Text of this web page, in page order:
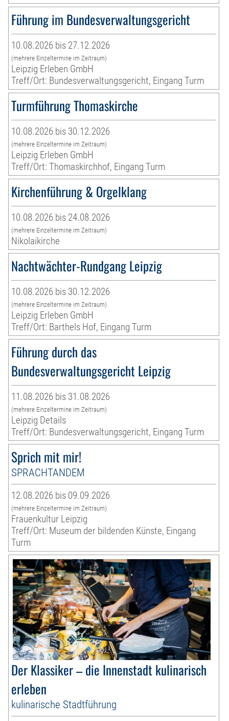
Führung im Bundesverwaltungsgericht
10.08.2026 bis 27.12.2026
(mehrere Einzeltermine im Zeitraum)
Leipzig Erleben GmbH
Treff/Ort: Bundesverwaltungsgericht, Eingang Turm
Turmführung Thomaskirche
10.08.2026 bis 30.12.2026
(mehrere Einzeltermine im Zeitraum)
Leipzig Erleben GmbH
Treff/Ort: Thomaskirchhof, Eingang Turm
Kirchenführung & Orgelklang
10.08.2026 bis 24.08.2026
(mehrere Einzeltermine im Zeitraum)
Nikolaikirche
Nachtwächter-Rundgang Leipzig
10.08.2026 bis 30.12.2026
(mehrere Einzeltermine im Zeitraum)
Leipzig Erleben GmbH
Treff/Ort: Barthels Hof, Eingang Turm
Führung durch das
Bundesverwaltungsgericht Leipzig
11.08.2026 bis 31.08.2026
(mehrere Einzeltermine im Zeitraum)
Leipzig Details
Treff/Ort: Bundesverwaltungsgericht, Eingang Turm
Sprich mit mir!
SPRACHTANDEM
12.08.2026 bis 09.09.2026
(mehrere Einzeltermine im Zeitraum)
Frauenkultur Leipzig
Treff/Ort: Museum der bildenden Künste, Eingang
Turm
Der Klassiker – die Innenstadt kulinarisch
erleben
kulinarische Stadtführung